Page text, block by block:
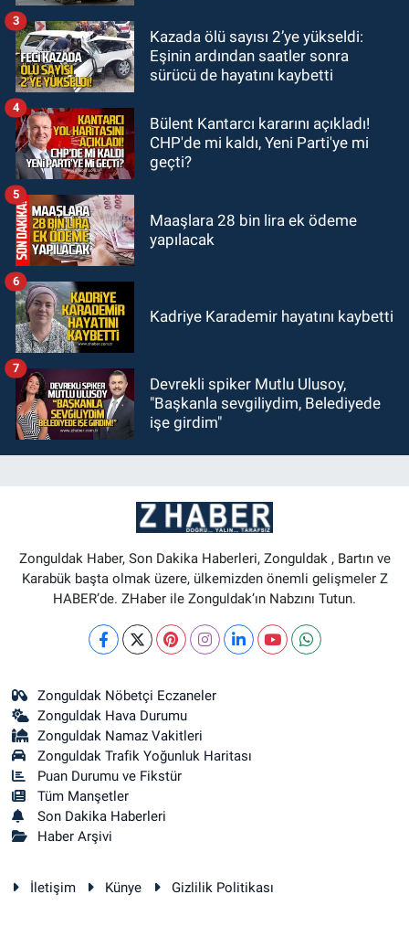
KDZ EREĞLİ
10:01
14 üyeden ortak bildiri.
Kazada ölü sayısı 2’ye yükseldi:
Eşinin ardından saatler sonra
sürücü de hayatını kaybetti
3
Bülent Kantarcı kararını açıkladı!
CHP'de mi kaldı, Yeni Parti'ye mi
geçti?
4
Maaşlara 28 bin lira ek ödeme
yapılacak
5
Kadriye Karademir hayatını kaybetti
6
Devrekli spiker Mutlu Ulusoy,
"Başkanla sevgiliydim, Belediyede
işe girdim"
7
Zonguldak Haber, Son Dakika Haberleri, Zonguldak , Bartın ve
Karabük başta olmak üzere, ülkemizden önemli gelişmeler Z
HABER’de. ZHaber ile Zonguldak’ın Nabzını Tutun.
Zonguldak Nöbetçi Eczaneler
Zonguldak Hava Durumu
Zonguldak Namaz Vakitleri
Zonguldak Trafik Yoğunluk Haritası
Puan Durumu ve Fikstür
Tüm Manşetler
Son Dakika Haberleri
Haber Arşivi
İletişim Künye Gizlilik Politikası